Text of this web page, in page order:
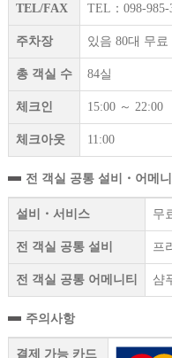
TEL/FAX TEL：098-
주차장 있음 80대 무료
총 객실 수 84실
체크인 15:00 ～ 22:00
체크아웃 11:00
전 객실 공통 설비・어메니
설비・서비스 무
전 객실 공통 설비 프
전 객실 공통 어메니티 샴
주의사항
결제 가능 카드